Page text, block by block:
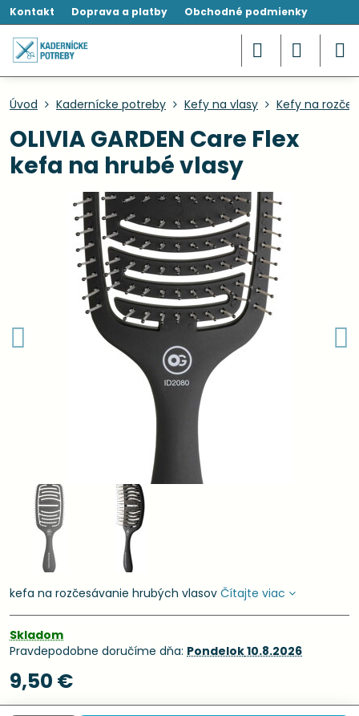
Kontakt Doprava a platby Obchodné podmienky
Úvod Kadernícke potreby Kefy na vlasy Kefy na
OLIVIA GARDEN Care Flex
kefa na hrubé vlasy
kefa na rozčesávanie hrubých vlasov Čítajte viac
Skladom
Pravdepodobne doručíme dňa: Pondelok10.8.2026
9,50 €